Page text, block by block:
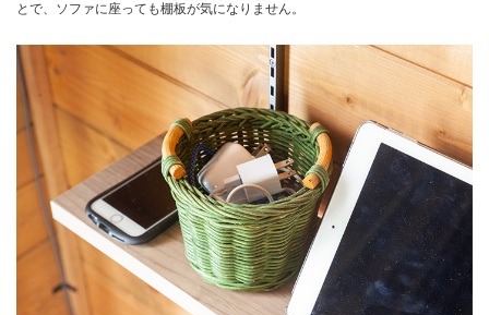
とで、ソファに座っても棚板が気になりません。